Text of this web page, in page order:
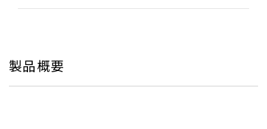
製品概要